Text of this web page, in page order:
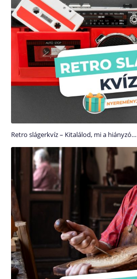
Retro slágerkvíz – Kitalálod, mi a hiányzó…